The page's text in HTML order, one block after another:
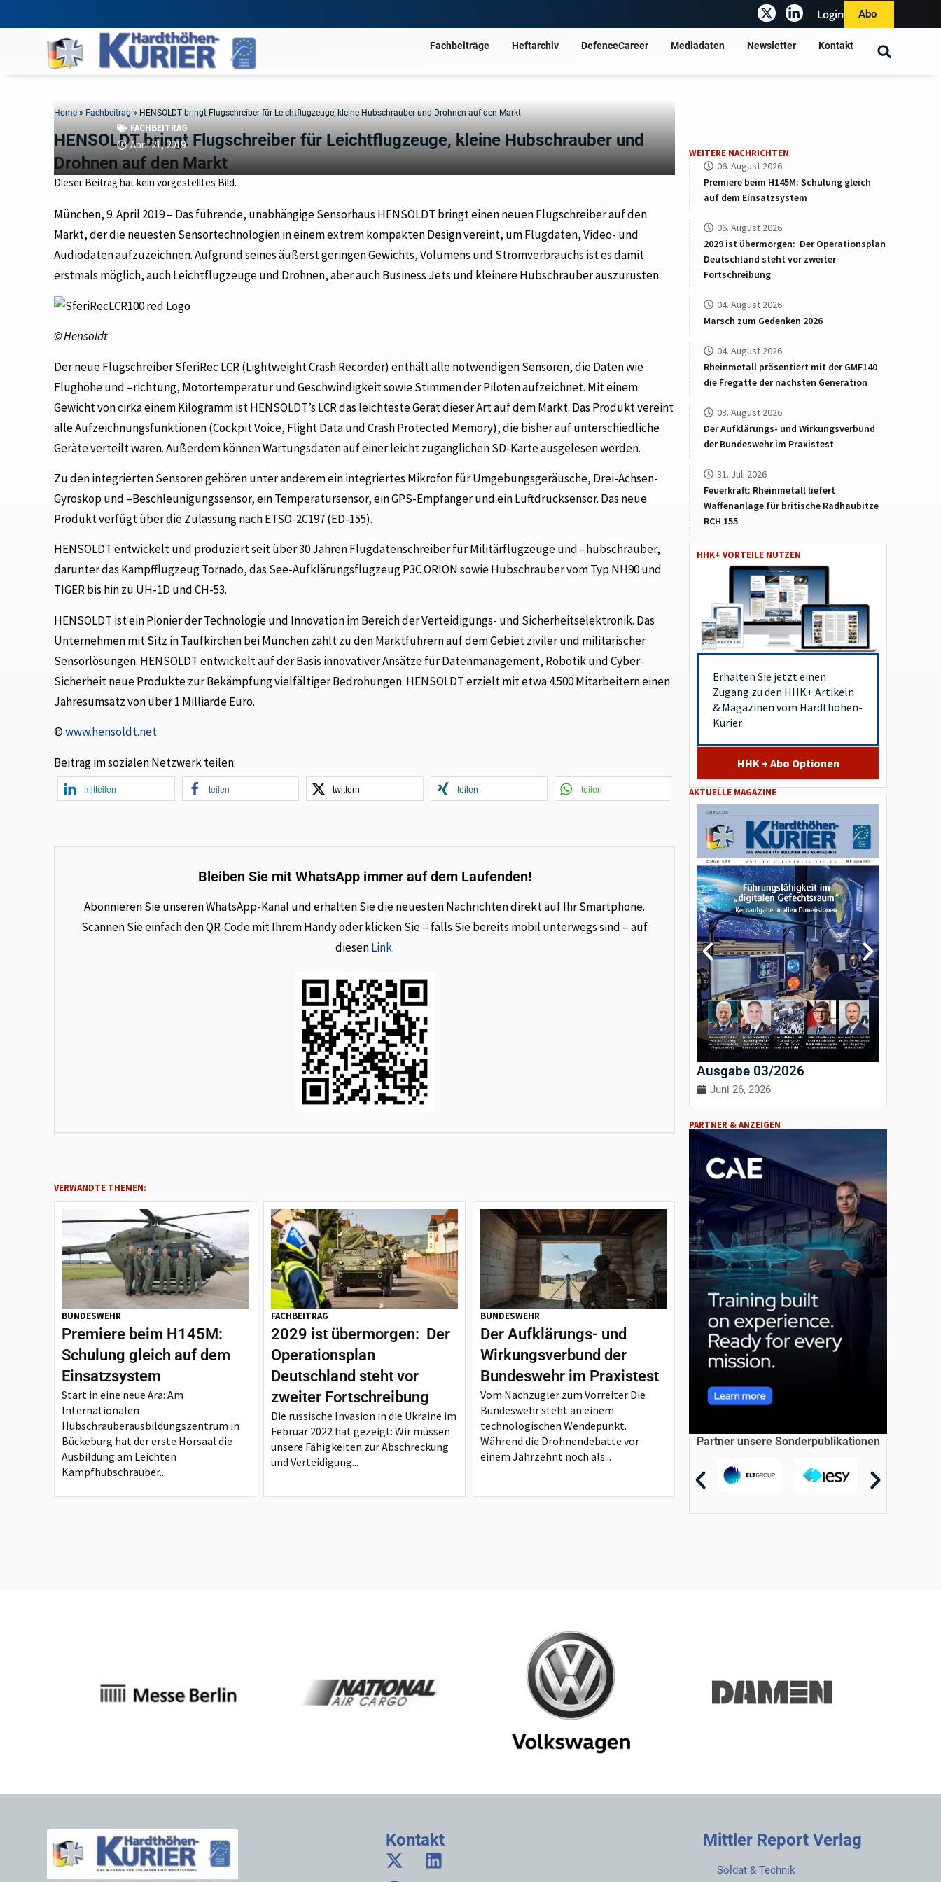
Login Abo
Fachbeiträge Heftarchiv DefenceCareer Mediadaten Newsletter Kontakt
Home » Fachbeitrag » HENSOLDT bringt Flugschreiber für Leichtflugzeuge, kleine Hubschrauber und Drohnen auf den Markt
HENSOLDT bringt Flugschreiber für Leichtflugzeuge, kleine Hubschrauber und
Drohnen auf den Markt
FACHBEITRAG
April 21, 2019
Dieser Beitrag hat kein vorgestelltes Bild.
München, 9. April 2019 – Das führende, unabhängige Sensorhaus HENSOLDT bringt einen neuen Flugschreiber auf den
Markt, der die neuesten Sensortechnologien in einem extrem kompakten Design vereint, um Flugdaten, Video- und
Audiodaten aufzuzeichnen. Aufgrund seines äußerst geringen Gewichts, Volumens und Stromverbrauchs ist es damit
erstmals möglich, auch Leichtflugzeuge und Drohnen, aber auch Business Jets und kleinere Hubschrauber auszurüsten.
© Hensoldt
Der neue Flugschreiber SferiRec LCR (Lightweight Crash Recorder) enthält alle notwendigen Sensoren, die Daten wie
Flughöhe und –richtung, Motortemperatur und Geschwindigkeit sowie Stimmen der Piloten aufzeichnet. Mit einem
Gewicht von cirka einem Kilogramm ist HENSOLDT’s LCR das leichteste Gerät dieser Art auf dem Markt. Das Produkt vereint
alle Aufzeichnungsfunktionen (Cockpit Voice, Flight Data und Crash Protected Memory), die bisher auf unterschiedliche
Geräte verteilt waren. Außerdem können Wartungsdaten auf einer leicht zugänglichen SD-Karte ausgelesen werden.
Zu den integrierten Sensoren gehören unter anderem ein integriertes Mikrofon für Umgebungsgeräusche, Drei-Achsen-
Gyroskop und –Beschleunigungssensor, ein Temperatursensor, ein GPS-Empfänger und ein Luftdrucksensor. Das neue
Produkt verfügt über die Zulassung nach ETSO-2C197 (ED-155).
HENSOLDT entwickelt und produziert seit über 30 Jahren Flugdatenschreiber für Militärflugzeuge und –hubschrauber,
darunter das Kampfflugzeug Tornado, das See-Aufklärungsflugzeug P3C ORION sowie Hubschrauber vom Typ NH90 und
TIGER bis hin zu UH-1D und CH-53.
HENSOLDT ist ein Pionier der Technologie und Innovation im Bereich der Verteidigungs- und Sicherheitselektronik. Das
Unternehmen mit Sitz in Taufkirchen bei München zählt zu den Marktführern auf dem Gebiet ziviler und militärischer
Sensorlösungen. HENSOLDT entwickelt auf der Basis innovativer Ansätze für Datenmanagement, Robotik und Cyber-
Sicherheit neue Produkte zur Bekämpfung vielfältiger Bedrohungen. HENSOLDT erzielt mit etwa 4.500 Mitarbeitern einen
Jahresumsatz von über 1 Milliarde Euro.
©www.hensoldt.net
Beitrag im sozialen Netzwerk teilen:
mitteilen teilen twittern teilen teilen
Bleiben Sie mit WhatsApp immer auf dem Laufenden!
Abonnieren Sie unseren WhatsApp-Kanal und erhalten Sie die neuesten Nachrichten direkt auf Ihr Smartphone.
Scannen Sie einfach den QR-Code mit Ihrem Handy oder klicken Sie – falls Sie bereits mobil unterwegs sind – auf
diesenLink.
VERWANDTE THEMEN:
BUNDESWEHR
Premiere beim H145M:
Schulung gleich auf dem
Einsatzsystem
Start in eine neue Ära: Am
Internationalen
Hubschrauberausbildungszentrum in
Bückeburg hat der erste Hörsaal die
Ausbildung am Leichten
Kampfhubschrauber...
FACHBEITRAG
2029 ist übermorgen: Der
Operationsplan
Deutschland steht vor
zweiter Fortschreibung
Die russische Invasion in die Ukraine im
Februar 2022 hat gezeigt: Wir müssen
unsere Fähigkeiten zur Abschreckung
und Verteidigung...
BUNDESWEHR
Der Aufklärungs- und
Wirkungsverbund der
Bundeswehr im Praxistest
Vom Nachzügler zum Vorreiter Die
Bundeswehr steht an einem
technologischen Wendepunkt.
Während die Drohnendebatte vor
einem Jahrzehnt noch als...
WEITERE NACHRICHTEN
06. August 2026
Premiere beim H145M: Schulung gleich
auf dem Einsatzsystem
06. August 2026
2029 ist übermorgen: Der Operationsplan
Deutschland steht vor zweiter
Fortschreibung
04. August 2026
Marsch zum Gedenken 2026
04. August 2026
Rheinmetall präsentiert mit der GMF140
die Fregatte der nächsten Generation
03. August 2026
Der Aufklärungs- und Wirkungsverbund
der Bundeswehr im Praxistest
31. Juli 2026
Feuerkraft: Rheinmetall liefert
Waffenanlage für britische Radhaubitze
RCH 155
HHK+ VORTEILE NUTZEN
Erhalten Sie jetzt einen
Zugang zu den HHK+ Artikeln
& Magazinen vom Hardthöhen-
Kurier
HHK + Abo Optionen
AKTUELLE MAGAZINE
Ausgabe 03/2026
Juni 26, 2026
PARTNER & ANZEIGEN
Partner unsere Sonderpublikationen
Kontakt Mittler Report Verlag
Soldat & Technik